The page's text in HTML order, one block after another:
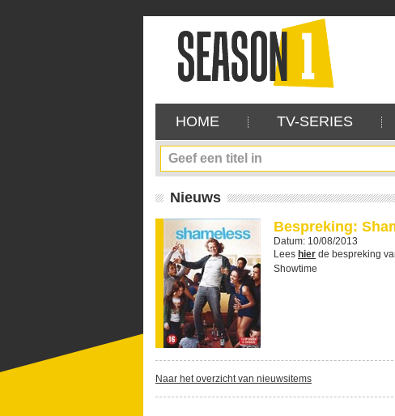
HOME TV-SERIES
Nieuws
Bespreking:
Datum: 10/08/2013
Lees hier de bespreking
Showtime
Naar het overzicht van nieuwsitems